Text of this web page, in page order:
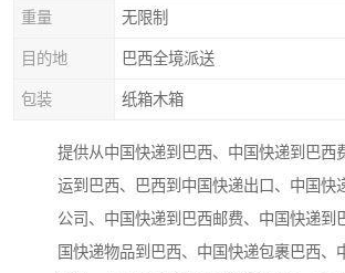
重量 无限制
目的地 巴西全境派送
包装 纸箱木箱
提供从中国快递到巴西、中国快递到巴西
运到巴西、巴西到中国快递出口、中国快
公司、中国快递到巴西邮费、中国快递到
国快递物品到巴西、中国快递包裹巴西、